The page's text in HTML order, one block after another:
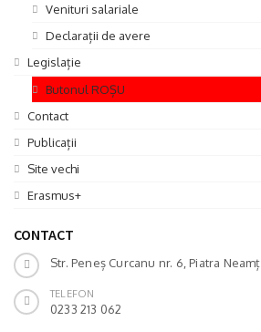
Venituri salariale
Declarații de avere
Legislație
Butonul ROȘU
Contact
Publicații
Site vechi
Erasmus+
CONTACT
Str. Peneș Curcanu nr. 6, Piatra Neamț
TELEFON
0233 213 062